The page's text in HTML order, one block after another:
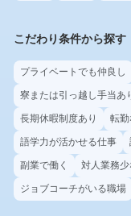
こだわり条件から探す
プライベートでも仲良し
寮または引っ越し手当あ
長期休暇制度あり
転勤
語学力が活かせる仕事
副業で働く
対人業務少
ジョブコーチがいる職場